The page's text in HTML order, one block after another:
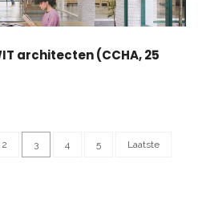
architecten (CCHA, 25
2 3 4 5 Laatste